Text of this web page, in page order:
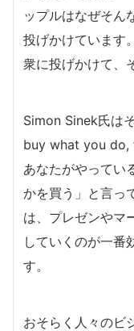
ップルはなぜそん
投げかけています
衆に投げかけて、
Simon Sinek氏は
buy what you do,
あなたがやってい
かを買う」と言っ
は、プレゼンやマ
していくのが一番
す。
おそらく人々のビ